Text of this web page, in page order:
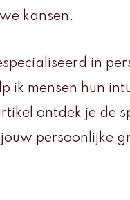
kansen.
in
mensen hun
ontdek je de
persoonlijke